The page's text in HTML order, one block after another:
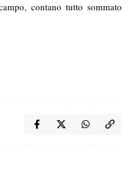
contano tutto sommato